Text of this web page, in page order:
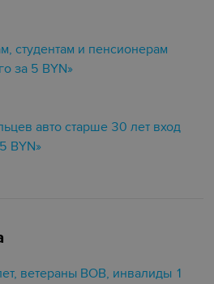
студентам и пенсионерам
за 5 BYN»
авто старше 30 лет вход
BYN»
ветераны ВОВ, инвалиды 1